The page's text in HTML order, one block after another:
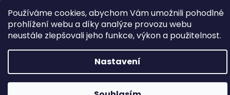
Používáme cookies, abychom Vám umožnili pohodlné
prohlížení webu a díky analýze provozu webu
neustále zlepšovali jeho funkce, výkon a použitelnost.
Nastavení
Copyright 2026Carton Cajon. Všechna práva vyhrazena.